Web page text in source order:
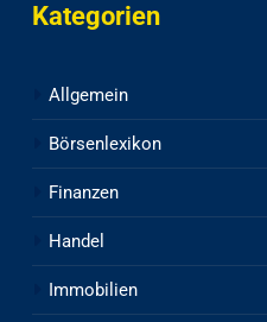
Kategorien
Allgemein
Börsenlexikon
Finanzen
Handel
Immobilien